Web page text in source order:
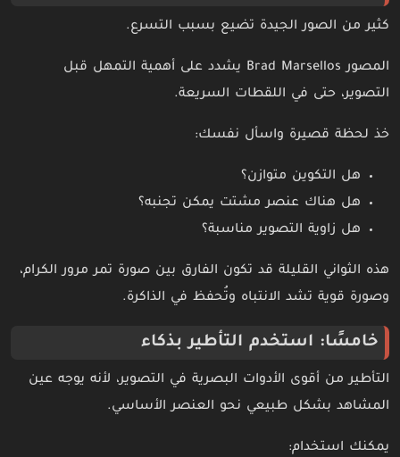
كثير من الصور الجيدة تضيع بسبب التسرع.
المصور Brad Marsellos يشدد على أهمية التمهل قبل
التصوير، حتى في اللقطات السريعة.
خذ لحظة قصيرة واسأل نفسك:
هل التكوين متوازن؟
هل هناك عنصر مشتت يمكن تجنبه؟
هل زاوية التصوير مناسبة؟
هذه الثواني القليلة قد تكون الفارق بين صورة تمر مرور الكرام،
وصورة قوية تشد الانتباه وتُحفظ في الذاكرة.
خامسًا: استخدم التأطير بذكاء
التأطير من أقوى الأدوات البصرية في التصوير، لأنه يوجه عين
المشاهد بشكل طبيعي نحو العنصر الأساسي.
يمكنك استخدام: